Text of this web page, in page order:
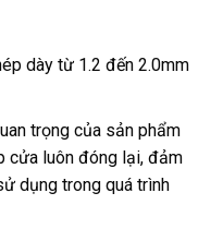
dày từ 1.2 đến 2.0mm
trọng của sản phẩm
cửa luôn đóng lại, đảm
dụng trong quá trình